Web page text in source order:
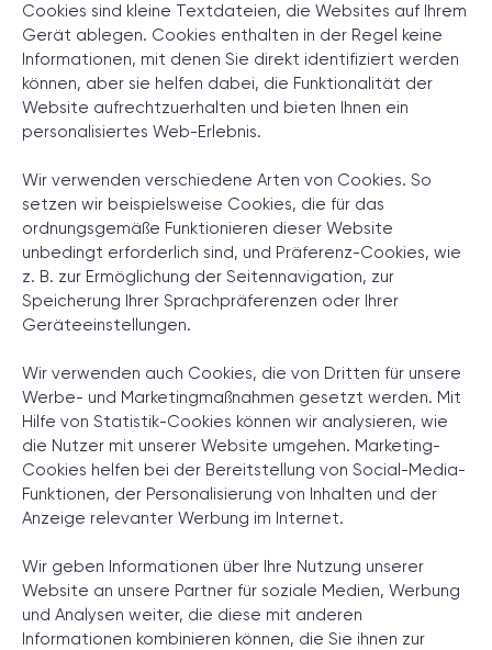
Cookies sind kleine Textdateien, die Websites auf Ihrem
Gerät ablegen. Cookies enthalten in der Regel keine
Informationen, mit denen Sie direkt identifiziert werden
können, aber sie helfen dabei, die Funktionalität der
Website aufrechtzuerhalten und bieten Ihnen ein
personalisiertes Web-Erlebnis.
Wir verwenden verschiedene Arten von Cookies. So
setzen wir beispielsweise Cookies, die für das
ordnungsgemäße Funktionieren dieser Website
unbedingt erforderlich sind, und Präferenz-Cookies, wie
z. B. zur Ermöglichung der Seitennavigation, zur
Speicherung Ihrer Sprachpräferenzen oder Ihrer
Geräteeinstellungen.
Wir verwenden auch Cookies, die von Dritten für unsere
Werbe- und Marketingmaßnahmen gesetzt werden. Mit
Hilfe von Statistik-Cookies können wir analysieren, wie
die Nutzer mit unserer Website umgehen. Marketing-
Cookies helfen bei der Bereitstellung von Social-Media-
Funktionen, der Personalisierung von Inhalten und der
Anzeige relevanter Werbung im Internet.
Wir geben Informationen über Ihre Nutzung unserer
Website an unsere Partner für soziale Medien, Werbung
und Analysen weiter, die diese mit anderen
Informationen kombinieren können, die Sie ihnen zur
In einer Discovery-Session klären wir Ihre
Anforderungen, definieren Ziele und legen
das Fundament für ein erfolgreiches
Projektsetup.
DISCOVERY-SESSION STARTEN
/ Cookie-Erklärung
+49 721 957 3177